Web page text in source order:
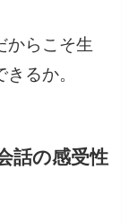
からこそ生
るか。
話の感受性